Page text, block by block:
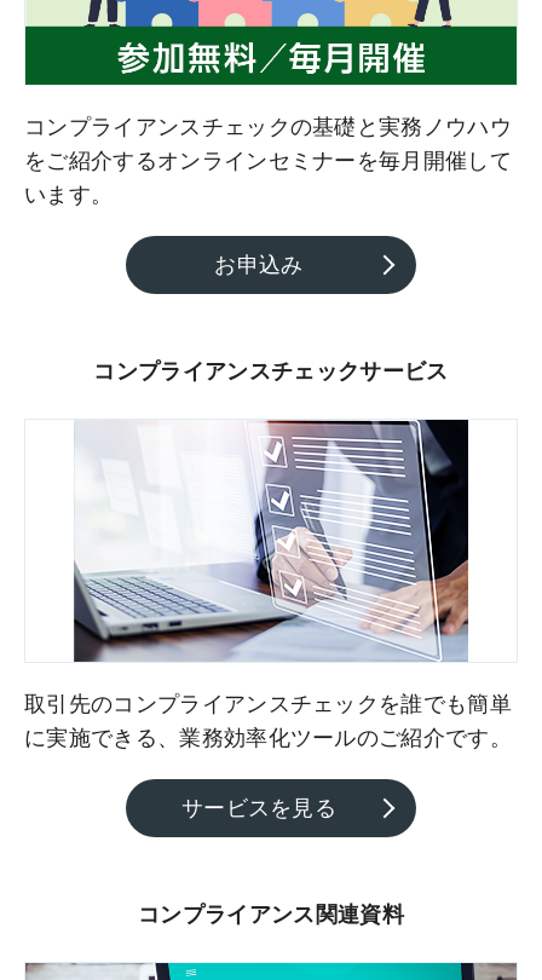
コンプライアンスチェックの基礎と実務ノウハウ
をご紹介するオンラインセミナーを毎月開催して
います。
お申込み
コンプライアンスチェックサービス
取引先のコンプライアンスチェックを誰でも簡単
に実施できる、業務効率化ツールのご紹介です。
サービスを見る
コンプライアンス関連資料